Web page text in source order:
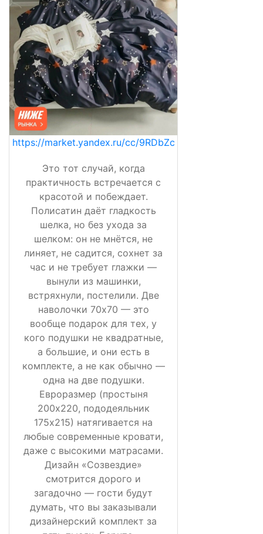
https://market.yandex.ru/cc/9RDbZc
Это тот случай, когда
практичность встречается с
красотой и побеждает.
Полисатин даёт гладкость
шелка, но без ухода за
шелком: он не мнётся, не
линяет, не садится, сохнет за
час и не требует глажки —
вынули из машинки,
встряхнули, постелили. Две
наволочки 70х70 — это
вообще подарок для тех, у
кого подушки не квадратные,
а большие, и они есть в
комплекте, а не как обычно —
одна на две подушки.
Евроразмер (простыня
200х220, пододеяльник
175х215) натягивается на
любые современные кровати,
даже с высокими матрасами.
Дизайн «Созвездие»
смотрится дорого и
загадочно — гости будут
думать, что вы заказывали
дизайнерский комплект за